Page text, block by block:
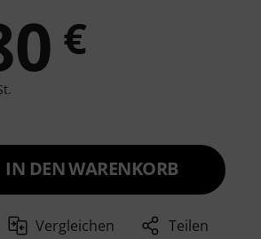
€
IN DEN WARENKORB
Vergleichen Teilen